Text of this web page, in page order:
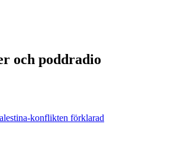
och poddradio
konflikten förklarad